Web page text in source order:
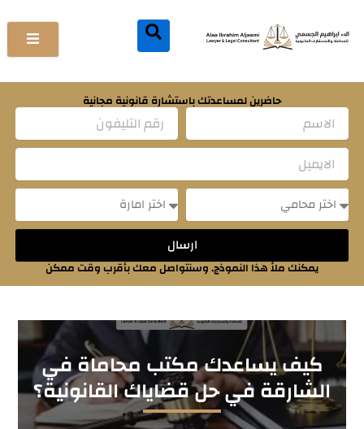
إلى
المحتوى
حاضرين لمساعدتك باستشارة قانونية مجانية
ارسال
يمكنك ملأ هذا النموذج. وسنتواصل معك بأقرب وقت ممكن
كيف يساعدك مكتب محاماة في
الشارقة في حل قضاياك القانونية؟